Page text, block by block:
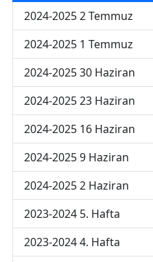
2024-2025 2 Temmuz
2024-2025 1 Temmuz
2024-2025 30 Haziran
2024-2025 23 Haziran
2024-2025 16 Haziran
2024-2025 9 Haziran
2024-2025 2 Haziran
2023-2024 5. Hafta
2023-2024 4. Hafta